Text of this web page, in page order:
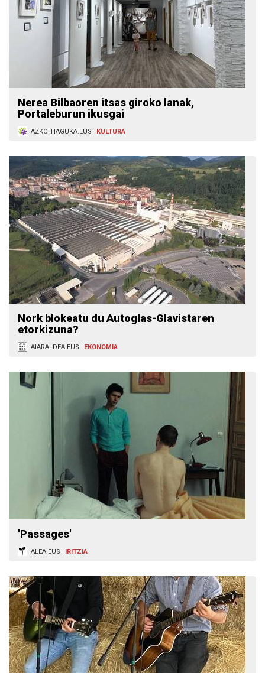
Nerea Bilbaoren itsas giroko lanak,
Portaleburun ikusgai
AZKOITIAGUKA.EUS KULTURA
Nork blokeatu du Autoglas-Glavistaren
etorkizuna?
AIARALDEA.EUS EKONOMIA
'Passages'
ALEA.EUS IRITZIA